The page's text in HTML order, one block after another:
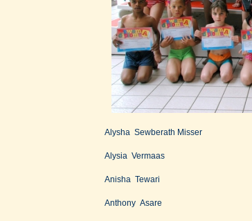
Alysha Sewberath Misser
Alysia Vermaas
Anisha Tewari
Anthony Asare